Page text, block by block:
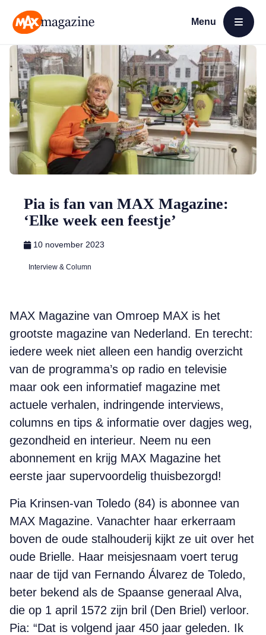
Menu
Open menu
Pia is fan van MAX Magazine:
‘Elke week een feestje’
10 november 2023
Interview & Column
MAX Magazine van Omroep MAX is het
grootste magazine van Nederland. En terecht:
iedere week niet alleen een handig overzicht
van de programma’s op radio en televisie
maar ook een informatief magazine met
actuele verhalen, indringende interviews,
columns en tips & informatie over dagjes weg,
gezondheid en interieur. Neem nu een
abonnement en krijg MAX Magazine het
eerste jaar supervoordelig thuisbezorgd!
Pia Krinsen-van Toledo (84) is abonnee van
MAX Magazine. Vanachter haar erkerraam
boven de oude stalhouderij kijkt ze uit over het
oude Brielle. Haar meisjesnaam voert terug
naar de tijd van Fernando Álvarez de Toledo,
beter bekend als de Spaanse generaal Alva,
die op 1 april 1572 zijn bril (Den Briel) verloor.
Pia: “Dat is volgend jaar 450 jaar geleden. Ik